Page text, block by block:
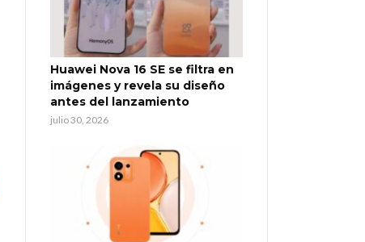
Huawei Nova 16 SE se filtra en
imágenes y revela su diseño
antes del lanzamiento
julio 30, 2026